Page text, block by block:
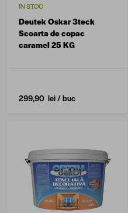
ÎN STOC
Deutek Oskar 3teck
Scoarta de copac
caramel 25 KG
299,90 lei/ buc